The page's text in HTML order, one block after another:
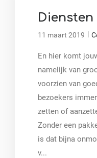
Diensten
11 maart 2019 |
En hier komt
namelijk van
voorzien van
bezoekers
zetten of
Zonder een
is dat bijna
v...